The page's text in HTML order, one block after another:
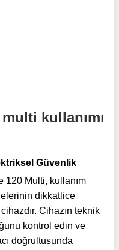
Güvenlik
120 Multi, kullanım
dikkatlice
Cihazın teknik
kontrol edin ve
doğrultusunda